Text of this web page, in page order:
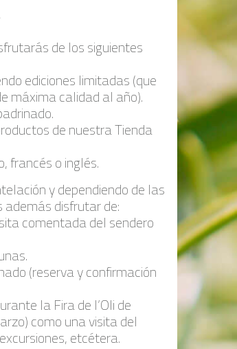
de los siguientes
ediciones limitadas (que
máxima calidad al año).
de nuestra Tienda
francés o inglés.
y dependiendo de las
además disfrutar de:
comentada del sendero
(reserva y confirmación
la Fira de l’Oli de
como una visita del
etcétera.